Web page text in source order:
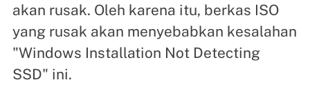
akan rusak. Oleh karena itu, berkas ISO
yang rusak akan menyebabkan kesalahan
"Windows Installation Not Detecting
SSD" ini.